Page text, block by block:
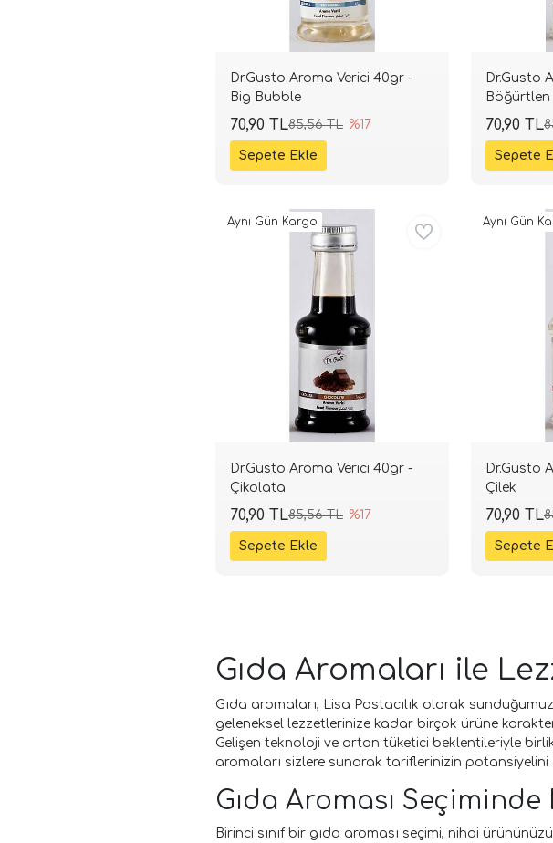
Dr.Gusto Aroma Verici 40gr -
Big Bubble
85,56 TL %17
70,90 TL
Dr.Gusto
Böğürtlen
70,90 TL
Dr.Gusto Aroma Verici 40gr -
Çikolata
85,56 TL %17
70,90 TL
Aynı Gün Kargo
Dr.Gusto
Çilek
70,90 TL
Aynı Gün
Gıda Aromaları ile
Gıda aromaları, Lisa Pastacılık olarak
geleneksel lezzetlerinize kadar birçok ürüne
Gelişen teknoloji ve artan tüketici beklentileriyle
aromaları sizlere sunarak tariflerinizin potansiyelini
Gıda Aroması
Birinci sınıf bir gıda aroması seçimi, nihai